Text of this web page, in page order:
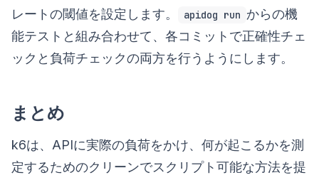
レートの閾値を設定します。
apidog run からの機
能テストと組み合わせて、各コミットで正確性チェ
ックと負荷チェックの両方を行うようにします。
まとめ
k6は、APIに実際の負荷をかけ、何が起こるかを測
定するためのクリーンでスクリプト可能な方法を提